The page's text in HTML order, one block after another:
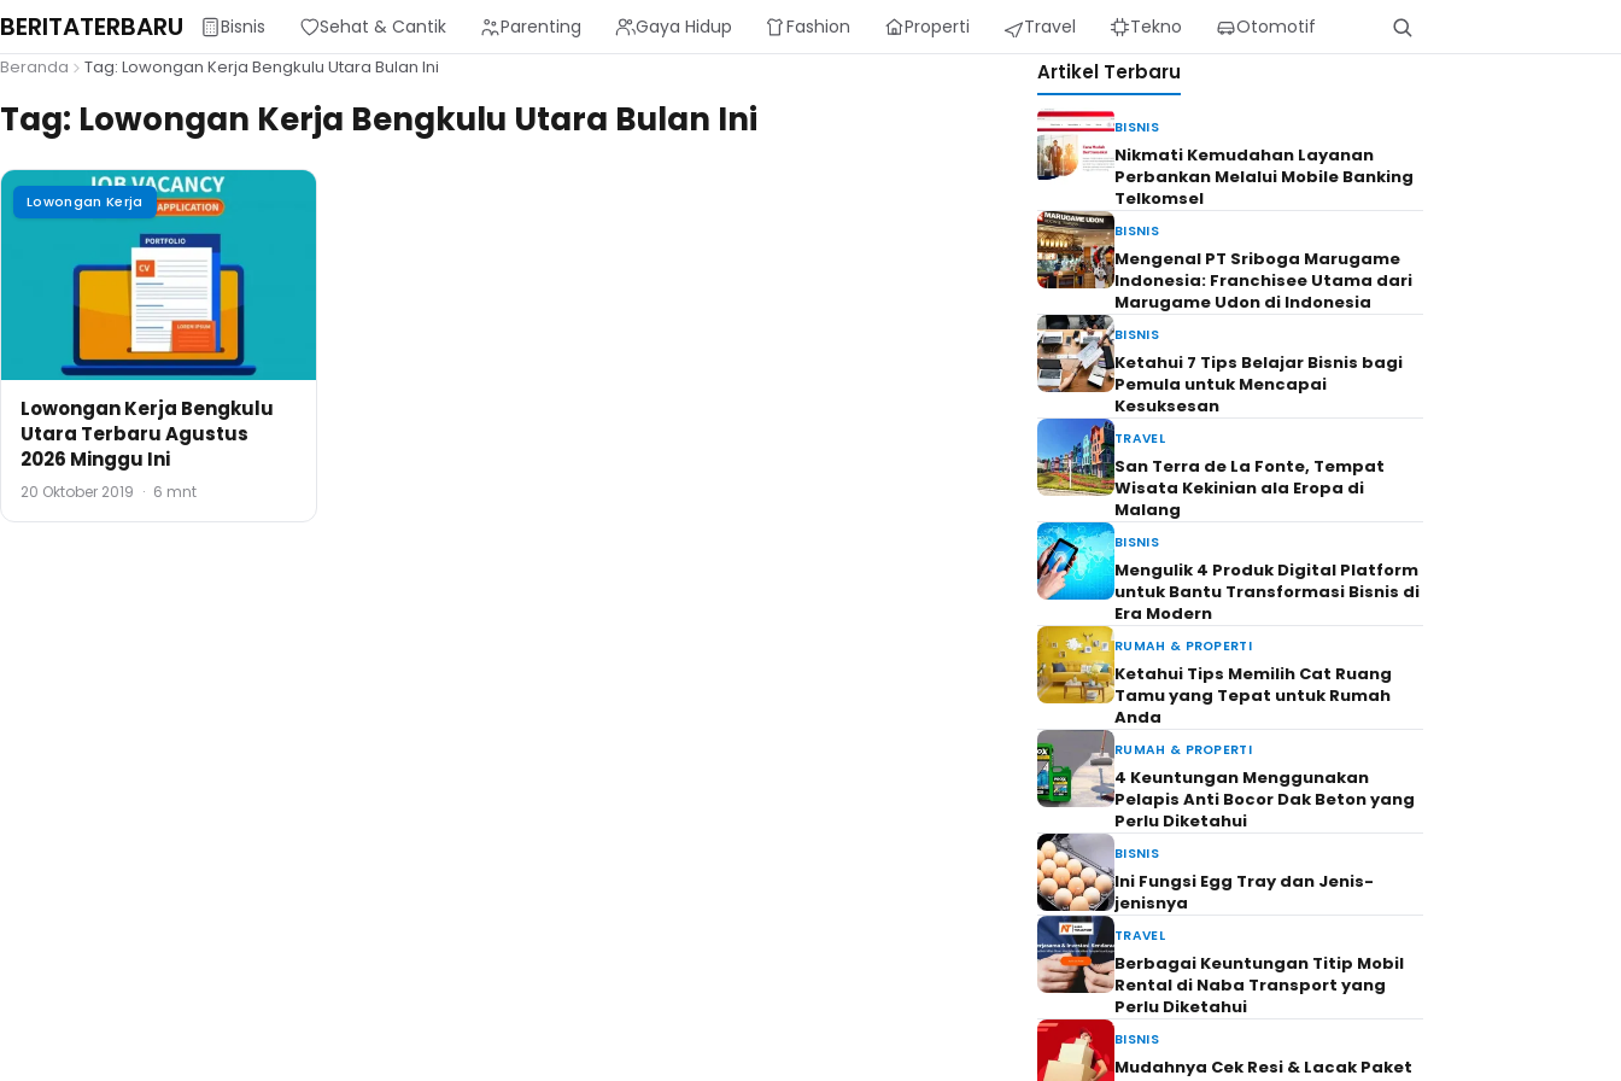
BERITATERBARU Bisnis Sehat & Cantik Parenting Gaya Hidup Fashion Properti Travel Tekno Otomotif
Beranda Tag: Lowongan Kerja Bengkulu Utara Bulan Ini
Tag: Lowongan Kerja Bengkulu Utara Bulan Ini
Lowongan Kerja
Lowongan Kerja Bengkulu
Utara Terbaru Agustus
2026 Minggu Ini
20 Oktober 2019 · 6 mnt
Artikel Terbaru
BISNIS
Nikmati Kemudahan Layanan
Perbankan Melalui Mobile Banking
Telkomsel
BISNIS
Mengenal PT Sriboga Marugame
Indonesia: Franchisee Utama dari
Marugame Udon di Indonesia
BISNIS
Ketahui 7 Tips Belajar Bisnis bagi
Pemula untuk Mencapai
Kesuksesan
TRAVEL
San Terra de La Fonte, Tempat
Wisata Kekinian ala Eropa di
Malang
BISNIS
Mengulik 4 Produk Digital Platform
untuk Bantu Transformasi Bisnis di
Era Modern
RUMAH & PROPERTI
Ketahui Tips Memilih Cat Ruang
Tamu yang Tepat untuk Rumah
Anda
RUMAH & PROPERTI
4 Keuntungan Menggunakan
Pelapis Anti Bocor Dak Beton yang
Perlu Diketahui
BISNIS
Ini Fungsi Egg Tray dan Jenis-
jenisnya
TRAVEL
Berbagai Keuntungan Titip Mobil
Rental di Naba Transport yang
Perlu Diketahui
BISNIS
Mudahnya Cek Resi & Lacak Paket